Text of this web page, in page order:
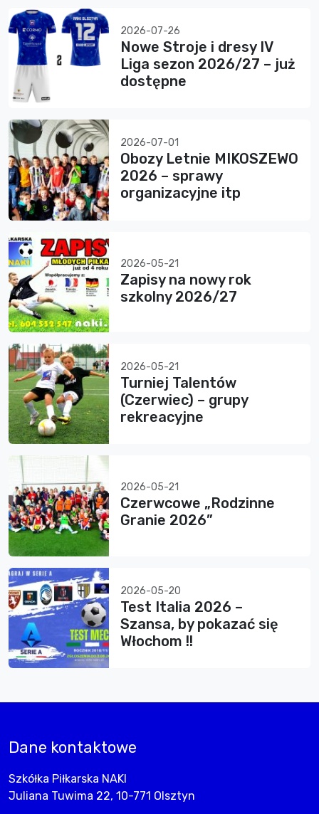
2026-07-26
Nowe Stroje i dresy IV
Liga sezon 2026/27 – już
dostępne
2026-07-01
Obozy Letnie MIKOSZEWO
2026 – sprawy
organizacyjne itp
2026-05-21
Zapisy na nowy rok
szkolny 2026/27
2026-05-21
Turniej Talentów
(Czerwiec) – grupy
rekreacyjne
2026-05-21
Czerwcowe „Rodzinne
Granie 2026”
2026-05-20
Test Italia 2026 –
Szansa, by pokazać się
Włochom !!
Dane kontaktowe
Szkółka Piłkarska NAKI
Juliana Tuwima 22, 10-771 Olsztyn